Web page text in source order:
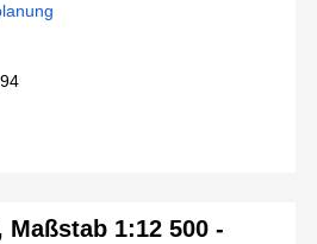
1:12 500 -